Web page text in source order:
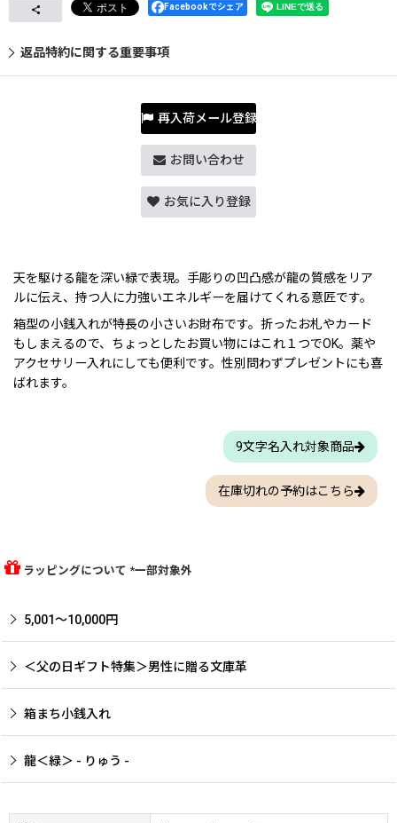
Facebookでシェア
返品特約に関する重要事項
再入荷メール登録
お問い合わせ
お気に入り登録
天を駆ける龍を深い緑で表現。手彫りの凹凸感が龍の質感をリア
ルに伝え、持つ人に力強いエネルギーを届けてくれる意匠です。
箱型の小銭入れが特長の小さいお財布です。折ったお札やカード
もしまえるので、ちょっとしたお買い物にはこれ１つでOK。薬や
アクセサリー入れにしても便利です。性別問わずプレゼントにも喜
ばれます。
9文字名入れ対象商品
在庫切れの予約はこちら
ラッピングについて *一部対象外
5,001〜10,000円
＜父の日ギフト特集＞男性に贈る文庫革
箱まち小銭入れ
龍＜緑＞ - りゅう -